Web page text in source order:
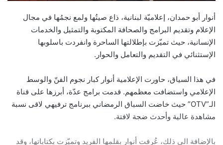
أنوار أبو حمدان، إعلاميّة لبنانية، ذاع صيتُها ولمع نجمُها في مجال
الإعلام وتقديم البرامج والصحافة المكتوبة والتمثيل والخدمات
الإنسانية، حيث تميّزت بإطلالتها الساحرة وانفردت باسلوبها
الإستثنائي في التقديم والتعامل والحوار.
في هذا السياق، حاورت الإعلامية أنوار كبار نجوم الفنّ والوسط
الإعلامي واستضافت معظمهم. قدمت برامج عدّة، أبرزها على قناة
الـ”OTV” حيث خاضت السباق الرمضاني ببرنامج ترفيهي لاقى نسبة
مشاهدة عالية وأحدث ضجة لافتة.
بالإضافة الى ذلك، عُرِفت أنوار بقلمها الفريد وتميّزت بكتاباتها، وقد